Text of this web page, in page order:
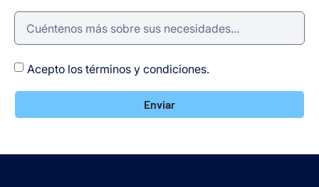
Acepto los términos y condiciones.
Enviar